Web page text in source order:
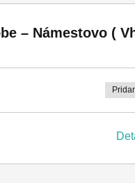
kraj (0)
– Námestovo (